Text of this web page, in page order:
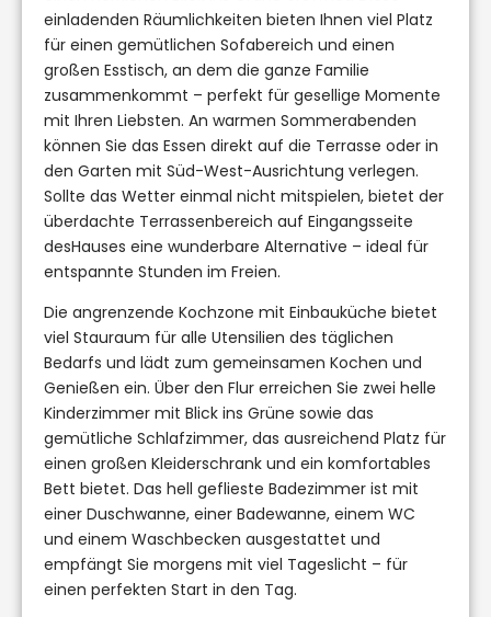
einladenden Räumlichkeiten bieten Ihnen viel Platz
für einen gemütlichen Sofabereich und einen
großen Esstisch, an dem die ganze Familie
zusammenkommt – perfekt für gesellige Momente
mit Ihren Liebsten. An warmen Sommerabenden
können Sie das Essen direkt auf die Terrasse oder in
den Garten mit Süd-West-Ausrichtung verlegen.
Sollte das Wetter einmal nicht mitspielen, bietet der
überdachte Terrassenbereich auf Eingangsseite
desHauses eine wunderbare Alternative – ideal für
entspannte Stunden im Freien.
Die angrenzende Kochzone mit Einbauküche bietet
viel Stauraum für alle Utensilien des täglichen
Bedarfs und lädt zum gemeinsamen Kochen und
Genießen ein. Über den Flur erreichen Sie zwei helle
Kinderzimmer mit Blick ins Grüne sowie das
gemütliche Schlafzimmer, das ausreichend Platz für
einen großen Kleiderschrank und ein komfortables
Bett bietet. Das hell geflieste Badezimmer ist mit
einer Duschwanne, einer Badewanne, einem WC
und einem Waschbecken ausgestattet und
empfängt Sie morgens mit viel Tageslicht – für
einen perfekten Start in den Tag.